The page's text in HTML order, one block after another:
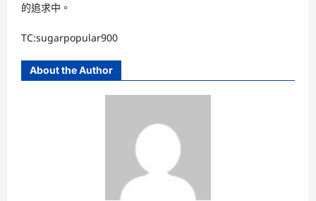
的追求中。
TC:sugarpopular900
About the Author